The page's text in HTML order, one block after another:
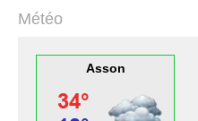
Météo
Asson